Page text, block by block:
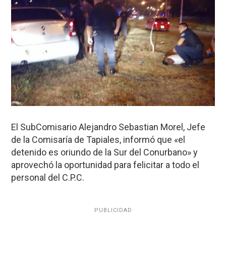
El SubComisario Alejandro Sebastian Morel, Jefe
de la Comisaría de Tapiales, informó que «el
detenido es oriundo de la Sur del Conurbano» y
aprovechó la oportunidad para felicitar a todo el
personal del C.P.C.
PUBLICIDAD